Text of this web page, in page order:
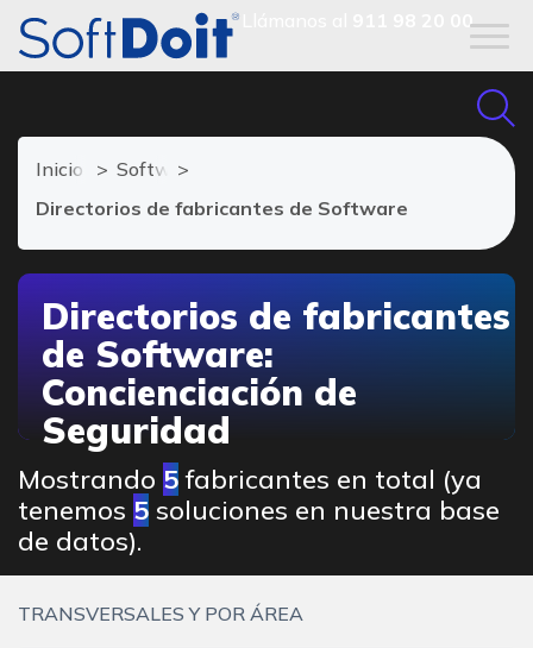
911 98 20 00
Inicio
Software Concienciación de seguridad
Directorios de fabricantes de Software
Directorios de fabricantes
de Software:
Concienciación de
Seguridad
Mostrando 5fabricantes en total (ya
tenemos 5 soluciones en nuestra base
de datos).
TRANSVERSALES Y POR ÁREA